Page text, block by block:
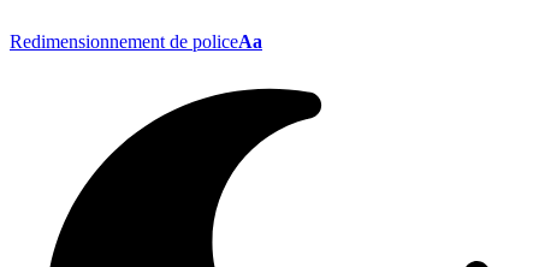
Redimensionnement de policeAa